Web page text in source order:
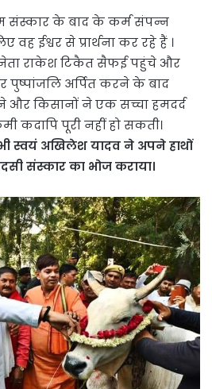
संस्कार के बाद के कर्म संपन्न
ईश्वर से प्रार्थना कर रहे हैं ।
नेता राकेश टिकैत सैफई पहुंचे और
पुष्पांजलि अर्पित करने के बाद
और किसानों ने एक सच्चा हमदर्द
कदापि पूरी नहीं हो सकती।
स्वयं अखिलेश यादव ने अपने हाथों
संस्कार का भोज कराया।